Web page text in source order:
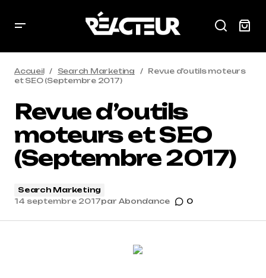
Accueil Search Marketing
Revue d’outils moteurs
et SEO (Septembre 2017)
Revue d’outils
moteurs et SEO
(Septembre 2017)
Search Marketing
14 septembre 2017par Abondance 0